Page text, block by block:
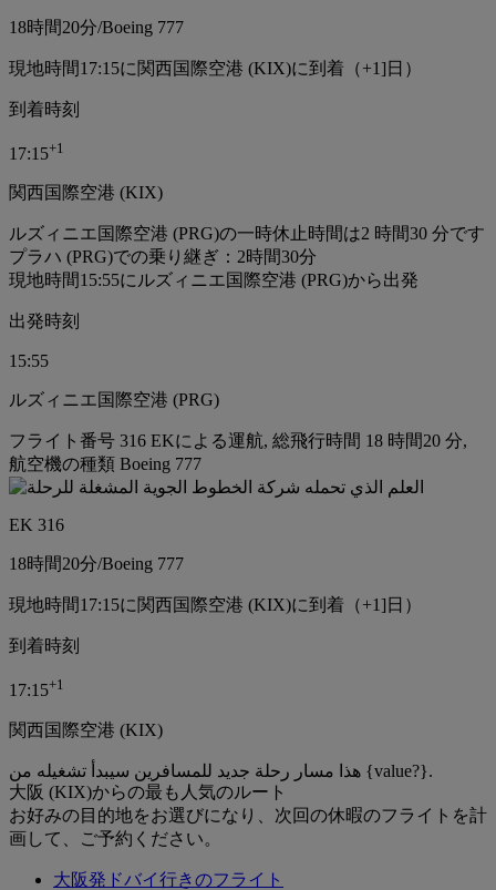
18時間20分/Boeing 777
現地時間17:15に関西国際空港 (KIX)に到着（+1]日）
到着時刻
17:15+1
関西国際空港 (KIX)
ルズィニエ国際空港 (PRG)の一時休止時間は2 時間30 分です
プラハ (PRG)での乗り継ぎ：2時間30分
現地時間15:55にルズィニエ国際空港 (PRG)から出発
出発時刻
15:55
ルズィニエ国際空港 (PRG)
フライト番号 316 EKによる運航, 総飛行時間 18 時間20 分,
航空機の種類 Boeing 777
EK 316
18時間20分/Boeing 777
現地時間17:15に関西国際空港 (KIX)に到着（+1]日）
到着時刻
17:15+1
関西国際空港 (KIX)
هذا مسار رحلة جديد للمسافرين سيبدأ تشغيله من {value?}.
大阪 (KIX)からの最も人気のルート
お好みの目的地をお選びになり、次回の休暇のフライトを計
画して、ご予約ください。
大阪発ドバイ行きのフライト